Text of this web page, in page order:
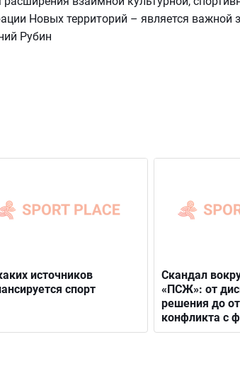
Новых территорий – является важной
Рубин
источников
спорт
Скандал
«ПСЖ»: от
решения до
конфликта с